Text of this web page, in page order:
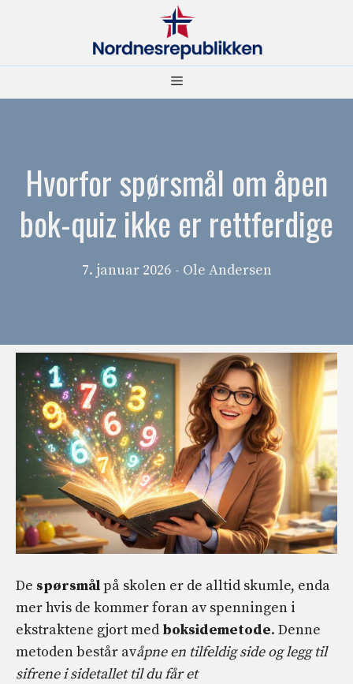
Meny
Hvorfor spørsmål om åpen
bok-quiz ikke er rettferdige
7. januar 2026 - Ole Andersen
De spørsmålpå skolen er de alltid skumle, enda
mer hvis de kommer foran av spenningen i
ekstraktene gjort med boksidemetode. Denne
metoden består avåpne en tilfeldig side og legg til
sifrene i sidetallet til du får et